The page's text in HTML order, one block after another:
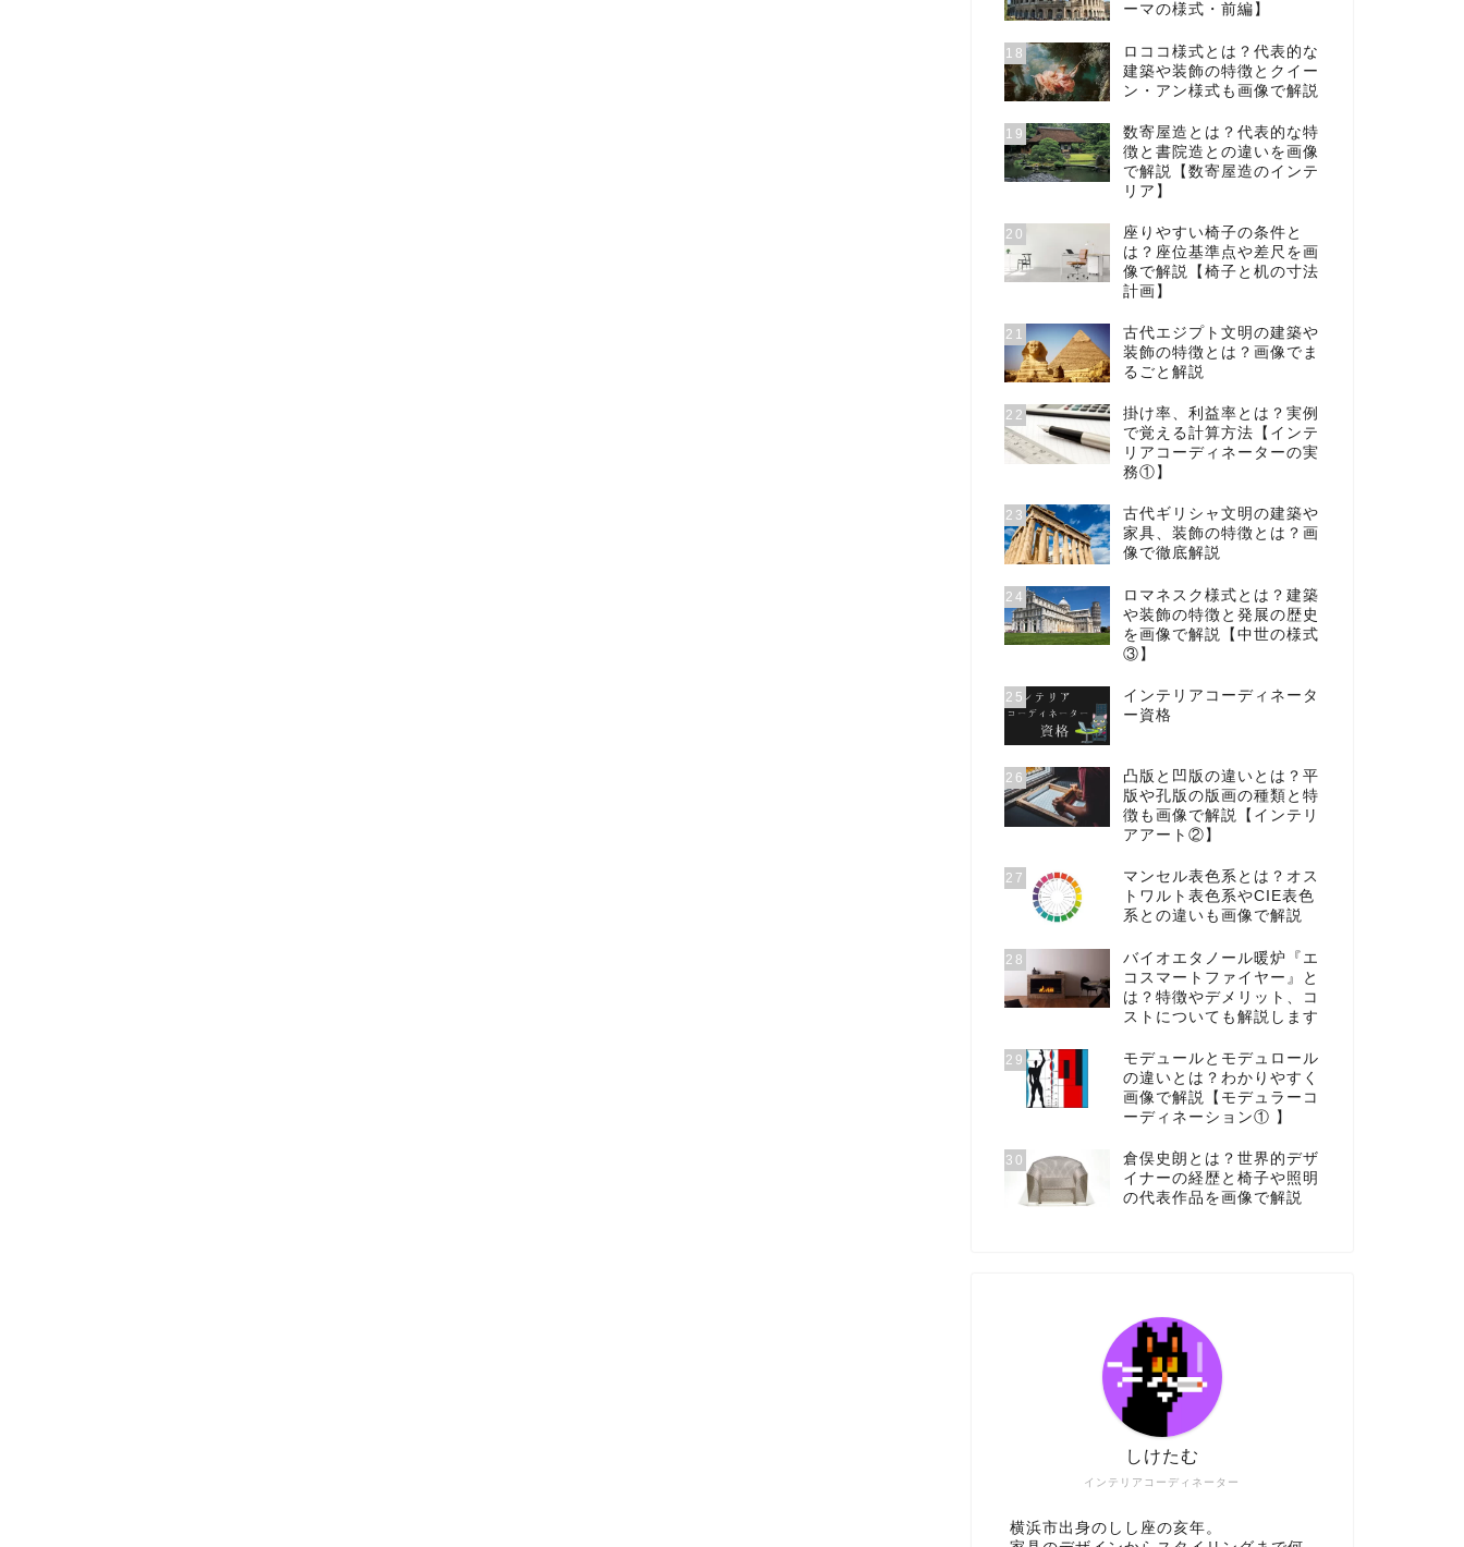
ーマの様式・前編】
18
ロココ様式とは？代表的な
建築や装飾の特徴とクイー
ン・アン様式も画像で解説
19
数寄屋造とは？代表的な特
徴と書院造との違いを画像
で解説【数寄屋造のインテ
リア】
20
座りやすい椅子の条件と
は？座位基準点や差尺を画
像で解説【椅子と机の寸法
計画】
21
古代エジプト文明の建築や
装飾の特徴とは？画像でま
るごと解説
22
掛け率、利益率とは？実例
で覚える計算方法【インテ
リアコーディネーターの実
務①】
23
古代ギリシャ文明の建築や
家具、装飾の特徴とは？画
像で徹底解説
24
ロマネスク様式とは？建築
や装飾の特徴と発展の歴史
を画像で解説【中世の様式
③】
25
インテリアコーディネータ
ー資格
26
凸版と凹版の違いとは？平
版や孔版の版画の種類と特
徴も画像で解説【インテリ
アアート②】
27
マンセル表色系とは？オス
トワルト表色系やCIE表色
系との違いも画像で解説
28
バイオエタノール暖炉『エ
コスマートファイヤー』と
は？特徴やデメリット、コ
ストについても解説します
29
モデュールとモデュロール
の違いとは？わかりやすく
画像で解説【モデュラーコ
ーディネーション① 】
30
倉俣史朗とは？世界的デザ
イナーの経歴と椅子や照明
の代表作品を画像で解説
インテリアコーディネーター
しけたむ
横浜市出身のしし座の亥年。